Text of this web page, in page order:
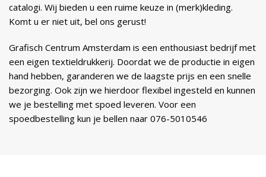
catalogi. Wij bieden u een ruime keuze in (merk)kleding.
Komt u er niet uit, bel ons gerust!
Grafisch Centrum Amsterdam is een enthousiast bedrijf met
een eigen textieldrukkerij. Doordat we de productie in eigen
hand hebben, garanderen we de laagste prijs en een snelle
bezorging. Ook zijn we hierdoor flexibel ingesteld en kunnen
we je bestelling met spoed leveren. Voor een
spoedbestelling kun je bellen naar 076-5010546